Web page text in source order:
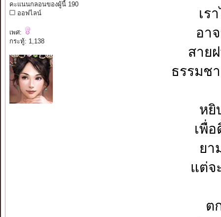
คะแนนกลอนของผู้นี้ 190
ออฟไลน์
เพศ:
กระทู้: 1,138
เร
อา
สาย
ธรรมช
หยิ
เพื่
ยา
แต่จ
ต